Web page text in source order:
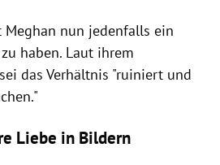
Meghan nun jedenfalls ein
haben. Laut ihrem
das Verhältnis "ruiniert und
Liebe in Bildern